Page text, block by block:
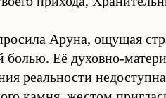
Аруна, ощущая
Её духовно-
реальности